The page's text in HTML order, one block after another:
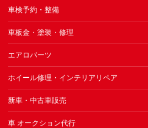
車検予約・整備
車板金・塗装・修理
エアロパーツ
ホイール修理・インテリアリペア
新車・中古車販売
車 オークション代行